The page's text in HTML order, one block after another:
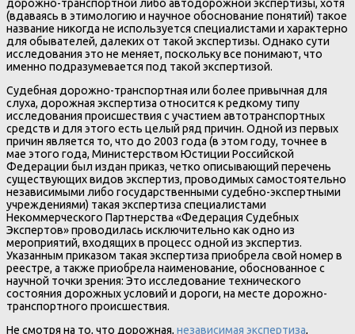
дорожно-транспортной либо автодорожной экспертизы, хотя
(вдаваясь в этимологию и научное обоснование понятий) такое
название никогда не используется специалистами и характерно
для обывателей, далеких от такой экспертизы. Однако сути
исследования это не меняет, поскольку все понимают, что
именно подразумевается под такой экспертизой.
Судебная дорожно-транспортная или более привычная для
слуха, дорожная экспертиза относится к редкому типу
исследования происшествия с участием автотранспортных
средств и для этого есть целый ряд причин. Одной из первых
причин является то, что до 2003 года (в этом году, точнее в
мае этого года, Министерством Юстиции Российской
Федерации был издан приказ, четко описывающий перечень
существующих видов экспертиз, проводимых самостоятельно
независимыми либо государственными судебно-экспертными
учреждениями) такая экспертиза специалистами
Некоммерческого Партнерства «Федерация Судебных
Экспертов» проводилась исключительно как одно из
мероприятий, входящих в процесс одной из экспертиз.
Указанным приказом такая экспертиза приобрела свой номер в
реестре, а также приобрела наименование, обоснованное с
научной точки зрения: Это исследование технического
состояния дорожных условий и дороги, на месте дорожно-
транспортного происшествия.
Не смотря на то, что дорожная, независимая экспертиза,